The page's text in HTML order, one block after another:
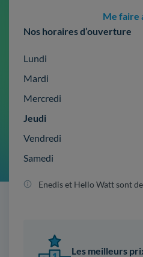
Me faire
Nos horaires d’ouverture
Lundi
Mardi
Mercredi
Jeudi
Vendredi
Samedi
Enedis et Hello Watt sont
Les meilleurs